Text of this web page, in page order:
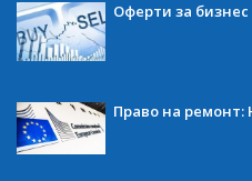
Оферти за
Право на ремонт: